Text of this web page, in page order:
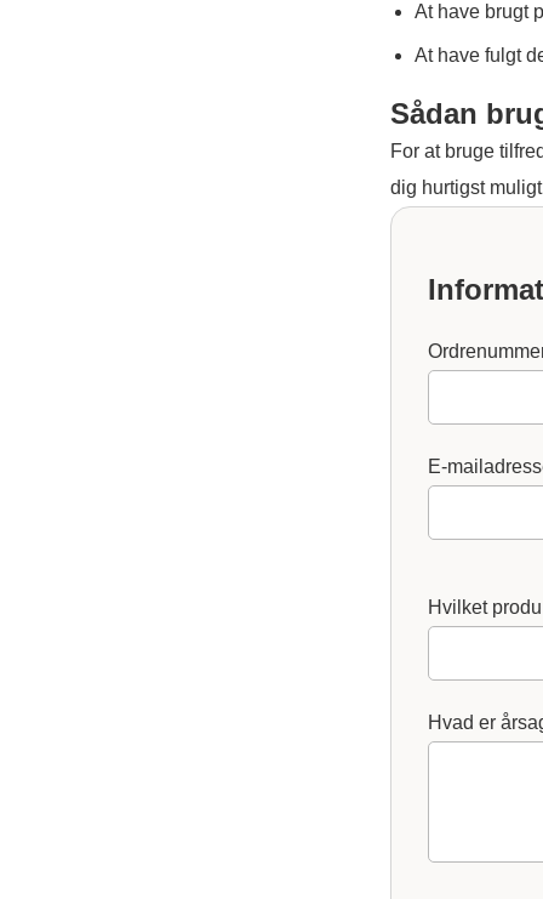
At have brugt
At have fulgt
Sådan
For at bruge
dig hurtigst
E-
Hvilket
Hvad er